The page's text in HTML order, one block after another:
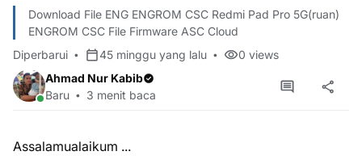
Download File ENG ENGROM CSC Redmi Pad Pro 5G(ruan)
ENGROM CSC File Firmware ASC Cloud
Diperbarui
45 minggu yang lalu 0 views
Ahmad Nur Kabib
Baru
3 menit baca
Assalamualaikum ...